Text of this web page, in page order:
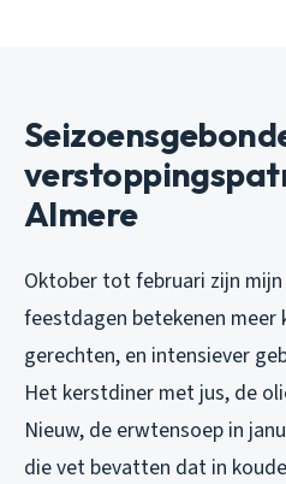
Almere
Oktober tot februari zijn
feestdagen betekenen meer
gerechten, en intensiever
Het kerstdiner met jus, de
Nieuw, de erwtensoep in
die vet bevatten dat in